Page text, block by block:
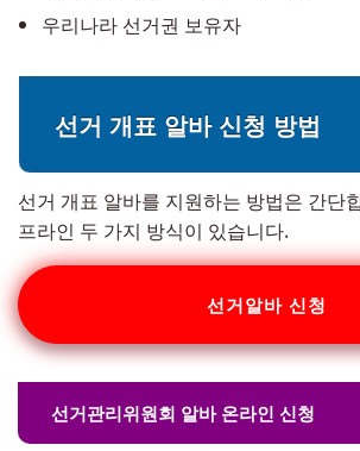
우리나라 선거권 보유자
선거 개표 알바 신청 방법
선거 개표 알바를 지원하는 방법은 간단
프라인 두 가지 방식이 있습니다.
선거알바 신청
선거관리위원회 알바 온라인 신청